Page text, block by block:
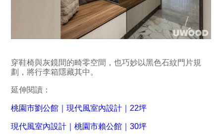
穿鞋椅與灰鏡間的畸零空間，也巧妙以黑色石紋門片規
劃，將行李箱隱藏其中。
延伸閱讀：
桃園市劉公館｜現代風室內設計｜22坪
現代風室內設計｜桃園市賴公館｜30坪